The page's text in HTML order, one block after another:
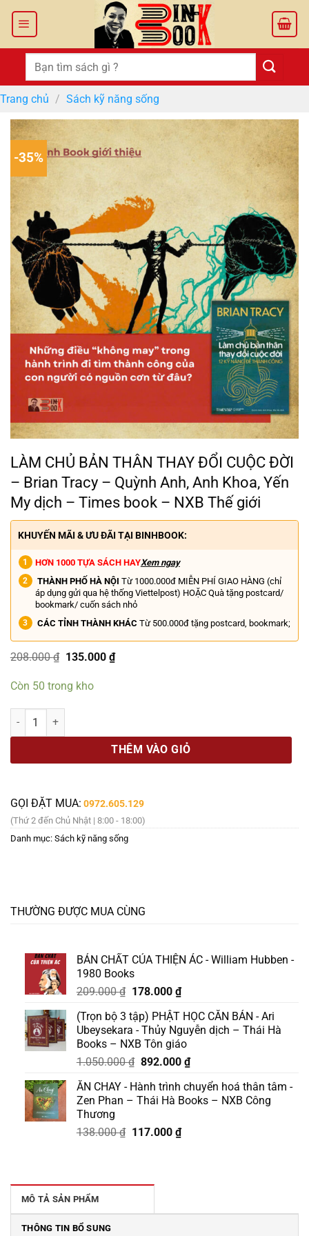
Tìm
kiếm:
Trang chủ / Sách kỹ năng sống
-35%
LÀM CHỦ BẢN THÂN THAY ĐỔI CUỘC ĐỜI
– Brian Tracy – Quỳnh Anh, Anh Khoa, Yến
My dịch – Times book – NXB Thế giới
KHUYẾN MÃI & ƯU ĐÃI TẠI BINHBOOK:
HƠN 1000 TỰA SÁCH HAYXem ngay
THÀNH PHỐ HÀ NỘI Từ 1000.000đ MIỄN PHÍ GIAO HÀNG (chỉ
áp dụng gửi qua hệ thống Viettelpost) HOẶC Quà tặng postcard/
bookmark/ cuốn sách nhỏ
CÁC TỈNH THÀNH KHÁC Từ 500.000đ tặng postcard, bookmark;
208.000₫ Giá
208.000 ₫.
135.000 ₫Giá
hiện
Còn 50 trong kho
LÀM CHỦ BẢN THÂN THAY ĐỔI CUỘC ĐỜI – Brian Tracy – Quỳnh
THÊM VÀO GIỎ
GỌI ĐẶT MUA: 0972.605.129
(Thứ 2 đến Chủ Nhật | 8:00 - 18:00)
Danh mục: Sách kỹ năng sống
THƯỜNG ĐƯỢC MUA CÙNG
BẢN CHẤT CỦA THIỆN ÁC - William Hubben -
1980 Books
209.000₫ Giá
là:
209.000 ₫.
178.000 ₫Giá
tại
là:
178.000 ₫.
(Trọn bộ 3 tập) PHẬT HỌC CĂN BẢN - Ari
Ubeysekara - Thủy Nguyễn dịch – Thái Hà
Books – NXB Tôn giáo
1.050.000₫ Giá
là:
1.050.000 ₫.
892.000 ₫Giá
tại
là:
ĂN CHAY - Hành trình chuyển hoá thân tâm -
Zen Phan – Thái Hà Books – NXB Công
Thương
138.000₫ Giá
117.000 ₫Giá
MÔ TẢ SẢN PHẨM
THÔNG TIN BỔ SUNG